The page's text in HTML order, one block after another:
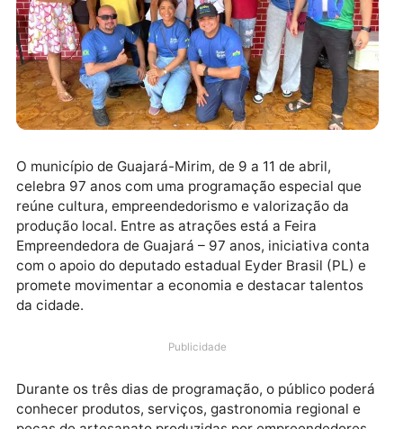
O município de Guajará-Mirim, de 9 a 11 de abril,
celebra 97 anos com uma programação especial que
reúne cultura, empreendedorismo e valorização da
produção local. Entre as atrações está a Feira
com o apoio do deputado estadual Eyder Brasil (PL)
da cidade.